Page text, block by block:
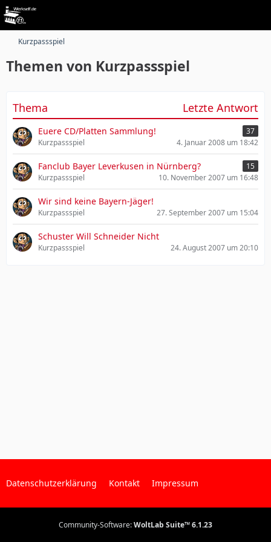
Kurzpassspiel
Themen von Kurzpassspiel
Thema Letzte Antwort
Euere CD/Platten Sammlung!
37
Kurzpassspiel
4. Januar 2008 um 18:42
Fanclub Bayer Leverkusen in Nürnberg?
15
Kurzpassspiel
10. November 2007 um 16:48
Wir sind keine Bayern-Jäger!
Kurzpassspiel 27. September 2007 um 15:04
Schuster Will Schneider Nicht
Kurzpassspiel 24. August 2007 um 20:10
Datenschutzerklärung Kontakt Impressum
Community-Software:WoltLab Suite™ 6.1.23